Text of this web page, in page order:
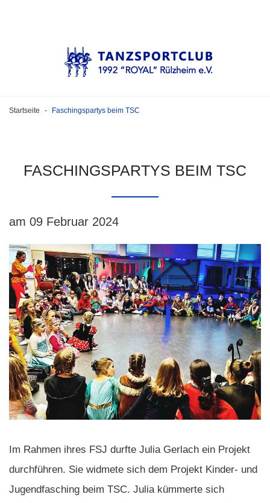
Startseite - Faschingspartys beim TSC
FASCHINGSPARTYS BEIM TSC
am 09 Februar 2024
Im Rahmen ihres FSJ durfte Julia Gerlach ein Projekt
durchführen. Sie widmete sich dem Projekt Kinder- und
Jugendfasching beim TSC. Julia kümmerte sich